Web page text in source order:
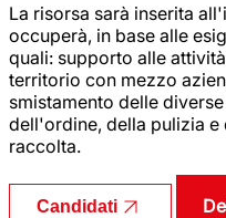
La risorsa sarà inserita
occuperà, in base alle
quali: supporto alle
territorio con mezzo
smistamento delle
dell'ordine, della pulizia e
raccolta.
Candidati